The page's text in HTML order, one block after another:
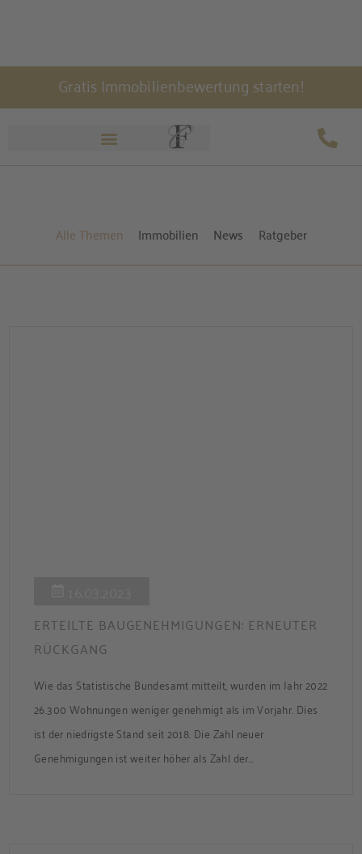
Inhalt
Gratis Immobilienbewertung starten!
Aktuelles
Alle Themen Immobilien News Ratgeber
ERTEILTE BAUGENEHMIGUNGEN: ERNEUTER
RÜCKGANG
Wie das Statistische Bundesamt mitteilt, wurden im Jahr 2022
26.300 Wohnungen weniger genehmigt als im Vorjahr. Dies
ist der niedrigste Stand seit 2018. Die Zahl neuer
Genehmigungen ist weiter höher als Zahl der